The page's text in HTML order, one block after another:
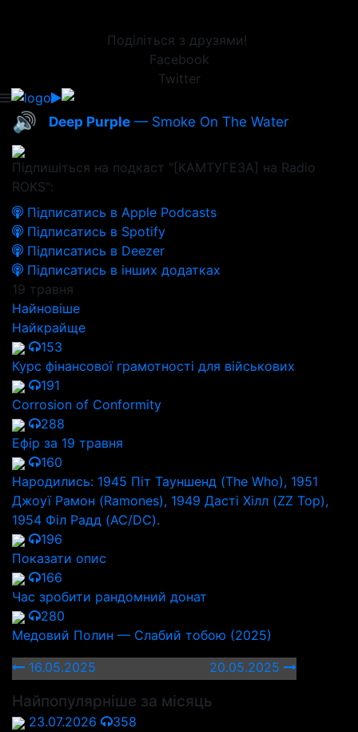
Поділіться з друзями!
Facebook
Twitter
🔊 Deep Purple — Smoke On The Water
Підпишіться на подкаст "[КАМТУГЕЗА] на Radio
ROKS":
Підписатись в Apple Podcasts
Підписатись в Spotify
Підписатись в Deezer
Підписатись в інших додатках
19 травня
Найновіше
Найкрайще
153
Курс фінансової грамотності для військових
191
Corrosion of Conformity
288
Ефір за 19 травня
160
Народились: 1945 Піт Тауншенд (The Who), 1951
Джоуї Рамон (Ramones), 1949 Дасті Хілл (ZZ Top),
1954 Філ Радд (AC/DC).
196
Показати опис
166
Час зробити рандомний донат
280
Медовий Полин — Слабий тобою (2025)
16.05.2025
20.05.2025
Найпопулярніше за місяць
23.07.2026
358